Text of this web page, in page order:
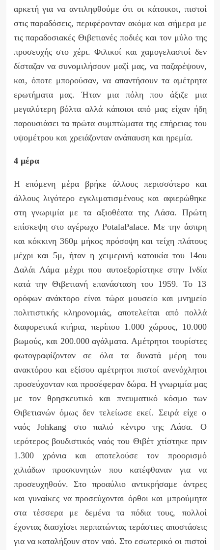
αρκετή για να αντιληφθούμε ότι οι κάτοικοι, πιστοί
στις παραδόσεις, περιφέρονταν ακόμα και σήμερα με
τις παραδοσιακές Θιβετιανές ποδιές και τον μύλο της
προσευχής στο χέρι. Φιλικοί και χαμογελαστοί δεν
δίσταζαν να συνομιλήσουν μαζί μας, να παζαρέψουν,
και, όποτε μπορούσαν, να απαντήσουν τα αμέτρητα
ερωτήματα μας. Ήταν μια πόλη που άξιζε μια
μεγαλύτερη βόλτα αλλά κάποιοι από μας είχαν ήδη
παρουσιάσει τα πρώτα συμπτώματα της επήρειας του
υψομέτρου και χρειάζονταν ανάπαυση και ηρεμία.
4 μέρα
Η επόμενη μέρα βρήκε άλλους περισσότερο και
άλλους λιγότερο εγκλιματισμένους και αφιερώθηκε
στη γνωριμία με τα αξιοθέατα της Λάσα. Πρώτη
επίσκεψη στο αγέρωχο PotalaPalace. Με την άσπρη
και κόκκινη 360μ μήκος πρόσοψη και τείχη πλάτους
μέχρι και 5μ, ήταν η χειμερινή κατοικία του 14ου
Δαλάι Λάμα μέχρι που αυτοεξορίστηκε στην Ινδία
κατά την Θιβετιανή επανάσταση του 1959. Το 13
ορόφων ανάκτορο είναι τώρα μουσείο και μνημείο
πολιτιστικής κληρονομιάς, αποτελείται από πολλά
διαφορετικά κτήρια, περίπου 1.000 χώρους, 10.000
βωμούς, και 200.000 αγάλματα. Αμέτρητοι τουρίστες
φωτογραφίζονταν σε όλα τα δυνατά μέρη του
ανακτόρου και εξίσου αμέτρητοι πιστοί ανενόχλητοι
προσεύχονταν και προσέφεραν δώρα. Η γνωριμία μας
με τον θρησκευτικό και πνευματικό κόσμο των
Θιβετιανών όμως δεν τελείωσε εκεί. Σειρά είχε ο
ναός Johkang στο παλιό κέντρο της Λάσα. Ο
ιερότερος βουδιστικός ναός του Θιβέτ χτίστηκε πριν
1.300 χρόνια και αποτελούσε τον προορισμό
χιλιάδων προσκυνητών που κατέφθαναν για να
προσευχηθούν. Στο προαύλιο αντικρήσαμε άντρες
και γυναίκες να προσεύχονται όρθοι και μπρούμητα
στα τέσσερα με δεμένα τα πόδια τους, πολλοί
έχοντας διασχίσει περπατώντας τεράστιες αποστάσεις
για να καταλήξουν στον ναό. Στο εσωτερικό οι πιστοί